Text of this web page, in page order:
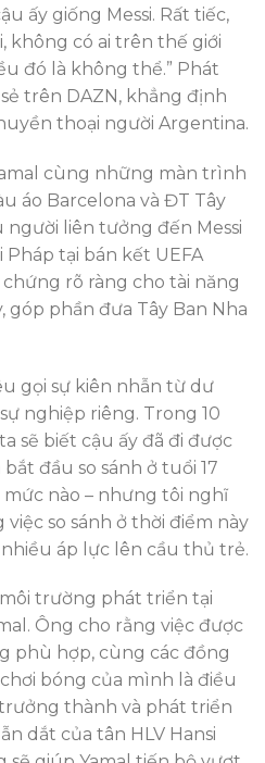
ấy giống Messi. Rất tiếc,
không có ai trên thế giới
đó là không thể.” Phát
trên DAZN, khẳng định
thoại người Argentina.
cùng những màn trình
áo Barcelona và ĐT Tây
người liên tưởng đến Messi
tại bán kết UEFA
rõ ràng cho tài năng
góp phần đưa Tây Ban Nha
gọi sự kiên nhẫn từ dư
nghiệp riêng. Trong 10
sẽ biết cậu ấy đã đi được
đầu so sánh ở tuổi 17
mức nào – nhưng tôi nghĩ
việc so sánh ở thời điểm này
áp lực lên cầu thủ trẻ.
trường phát triển tại
Ông cho rằng việc được
phù hợp, cùng các đồng
bóng của mình là điều
thành và phát triển
dắt của tân HLV Hansi